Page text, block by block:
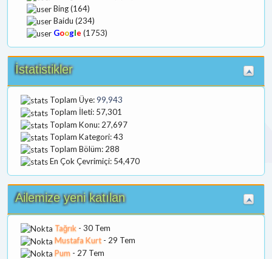
Bing (164)
Baidu (234)
Google (1753)
İstatistikler
Toplam Üye:99,943
Toplam İleti: 57,301
Toplam Konu: 27,697
Toplam Kategori: 43
Toplam Bölüm: 288
En Çok Çevrimiçi: 54,470
Ailemize yeni katılan
Tağrık - 30 Tem
Mustafa Kurt- 29 Tem
Pum - 27 Tem